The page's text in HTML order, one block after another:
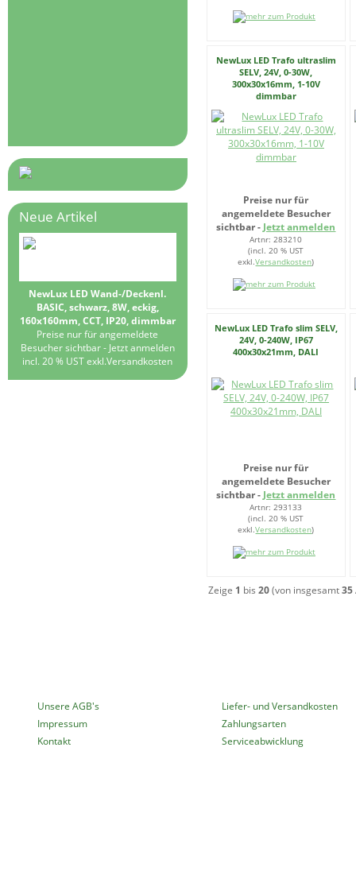
NewLux LED Trafo ultraslim
SELV, 24V, 0-30W,
300x30x16mm, 1-10V
dimmbar
Preise nur für
angemeldete Besucher
sichtbar - Jetzt anmelden
Artnr: 283210
(incl. 20 % UST
exkl.Versandkosten)
NewLux LED Trafo slim SELV,
24V, 0-240W, IP67
400x30x21mm, DALI
Preise nur für
angemeldete Besucher
sichtbar - Jetzt anmelden
Artnr: 293133
(incl. 20 % UST
exkl.Versandkosten)
Zeige 1 bis 20(von insgesamt35
Neue Artikel
NewLux LED Wand-/Deckenl.
BASIC, schwarz, 8W, eckig,
160x160mm, CCT, IP20, dimmbar
Preise nur für angemeldete
Besucher sichtbar - Jetzt anmelden
incl. 20 % UST exkl.Versandkosten
Unsere AGB's
Impressum
Kontakt
Liefer- und Versandkosten
Zahlungsarten
Serviceabwicklung